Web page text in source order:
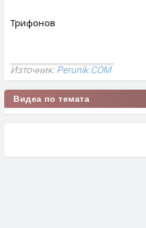
Трифонов
Източник:Perunik.COM
Видеа по темата